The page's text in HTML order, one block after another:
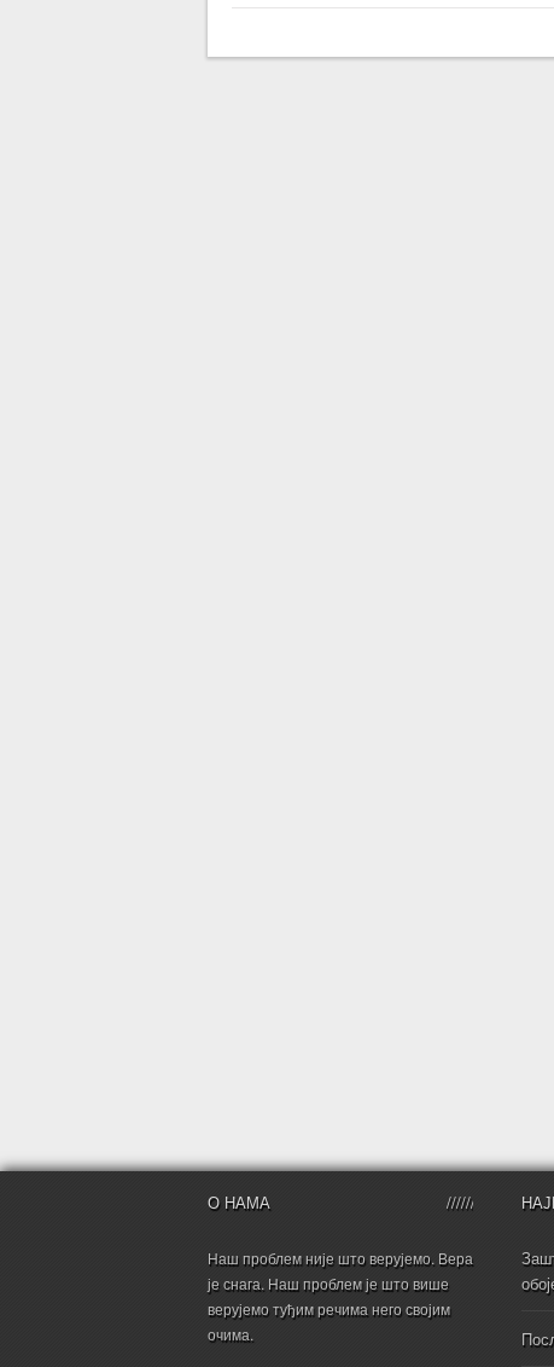
О НАМА
Наш проблем није што верујемо. Вера
је снага. Наш проблем је што више
верујемо туђим речима него својим
очима.